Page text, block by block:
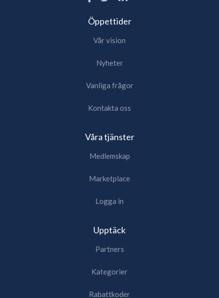
Öppettider
Vår vision
Nyheter
Vanliga frågor
Kontakta oss
Våra tjänster
Medlemskap
Marketplace
Logga in
Upptäck
Partners
Kategorier
Rabattkoder